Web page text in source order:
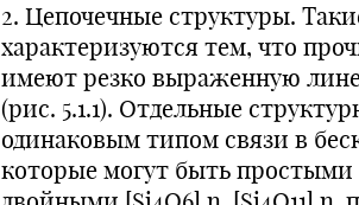
2. Цепочечные структуры.
характеризуются тем, что
имеют резко выраженную
(рис. 5.1.1). Отдельные
одинаковым типом связи в
которые могут быть простыми